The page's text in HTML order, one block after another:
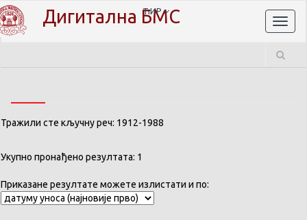
Дигитална БМС
ЋИР
Тражили сте кључну реч: 1912-1988
Укупно пронађено резултата: 1
Приказане резултате можете излистати и по: